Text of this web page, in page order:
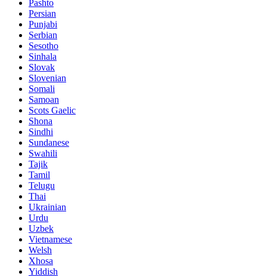
Pashto
Persian
Punjabi
Serbian
Sesotho
Sinhala
Slovak
Slovenian
Somali
Samoan
Scots Gaelic
Shona
Sindhi
Sundanese
Swahili
Tajik
Tamil
Telugu
Thai
Ukrainian
Urdu
Uzbek
Vietnamese
Welsh
Xhosa
Yiddish